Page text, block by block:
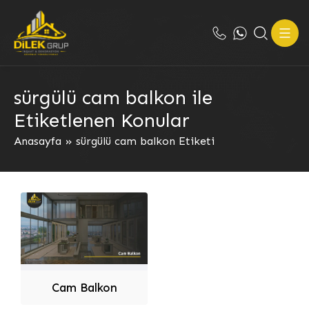
sürgülü cam balkon ile
Etiketlenen Konular
Anasayfa » sürgülü cam balkon Etiketi
Cam Balkon